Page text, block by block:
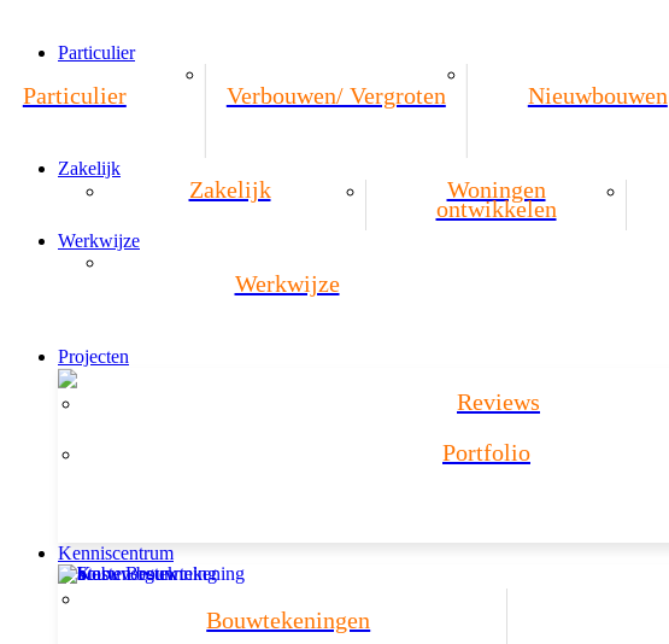
Particulier
Particulier Verbouwen/ Vergroten Nieuwbouwen
Zakelijk
Zakelijk Woningen
ontwikkelen
Werkwijze
Werkwijze
Projecten
Reviews
Portfolio
Kenniscentrum
Bouwtekeningen